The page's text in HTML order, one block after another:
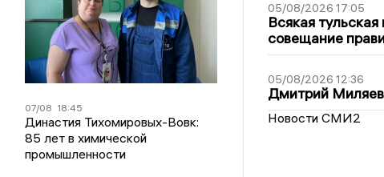
07/08 18:45
Династия Тихомировых-Вовк:
85 лет в химической
промышленности
05/08/2026 17:05
Всякая
совещание
05/08/2026 12:36
Дмитрий
Новости СМИ2